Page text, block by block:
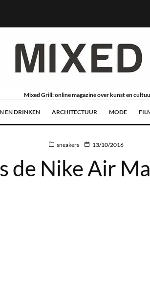
Mixed Grill: online magazine over kunst en
EN DRINKEN ARCHITECTUUR MODE
sneakers 13/10/2016
de Nike Air